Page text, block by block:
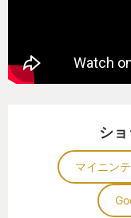
て、そういうのに
・寿沙都さんに
シ
マイニン